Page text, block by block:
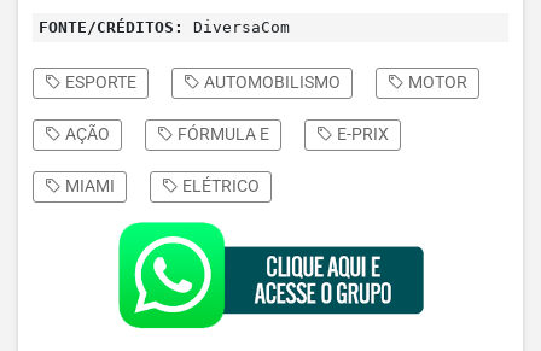
FONTE/CRÉDITOS: DiversaCom
ESPORTE AUTOMOBILISMO MOTOR
AÇÃO FÓRMULA E E-PRIX
MIAMI ELÉTRICO